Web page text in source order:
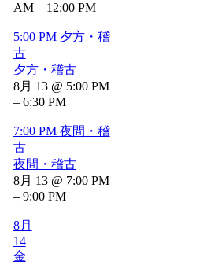
AM – 12:00 PM
5:00 PM 夕方・稽
古
夕方・稽古
8月 13 @ 5:00 PM
– 6:30 PM
7:00 PM 夜間・稽
古
夜間・稽古
8月 13 @ 7:00 PM
– 9:00 PM
8月
14
金